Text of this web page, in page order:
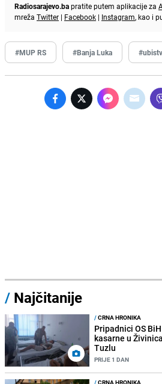
Radiosarajevo.bapratite putem aplikacije za
mreža Twitter | Facebook | Instagram, kao i
#MUP RS #Banja Luka
/ Najčitanije
/CRNA HRONIKA
Pripadnici OS
kasarne u
Tuzlu
PRIJE 1 DAN
/CRNA HRONIKA